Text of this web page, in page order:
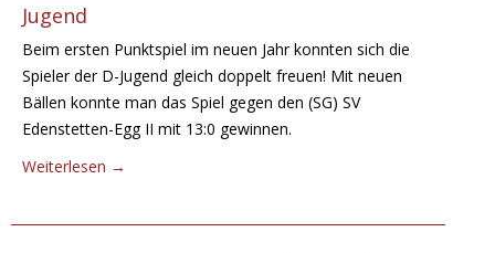
Jugend
Beim ersten Punktspiel im neuen Jahr konnten sich die
Spieler der D-Jugend gleich doppelt freuen! Mit neuen
Bällen konnte man das Spiel gegen den (SG) SV
Edenstetten-Egg II mit 13:0 gewinnen.
Weiterlesen →